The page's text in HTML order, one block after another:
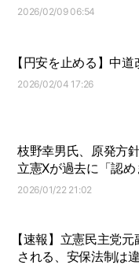
2026/02/09 06:54
【円安を止める】中
2026/02/04 17:26
枝野幸男氏、原発方
立憲Xが過去に「認
2026/01/22 21:02
【速報】立憲民主党
される、安保法制は